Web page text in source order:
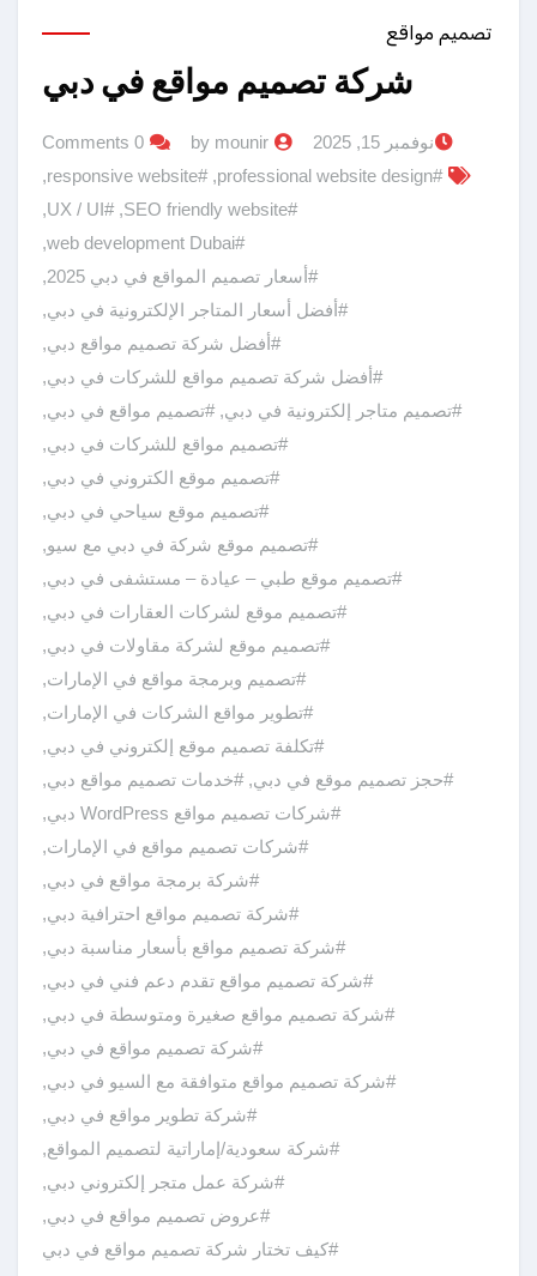
تصميم مواقع
شركة تصميم مواقع في دبي
نوفمبر 15, 2025 by mounir
0 Comments
#professional website design
,
#responsive website
,
#SEO friendly website
,
#UX / UI
,
#web development Dubai
,
#أسعار تصميم المواقع في دبي 2025
,
#أفضل أسعار المتاجر الإلكترونية في دبي,
#أفضل شركة تصميم مواقع دبي,
#أفضل شركة تصميم مواقع للشركات في دبي,
#تصميم متاجر إلكترونية في دبي,#تصميم مواقع في دبي,
#تصميم مواقع للشركات في دبي,
#تصميم موقع الكتروني في دبي,
#تصميم موقع سياحي في دبي,
#تصميم موقع شركة في دبي مع سيو,
#تصميم موقع طبي – عيادة – مستشفى في دبي,
#تصميم موقع لشركات العقارات في دبي,
#تصميم موقع لشركة مقاولات في دبي,
#تصميم وبرمجة مواقع في الإمارات,
#تطوير مواقع الشركات في الإمارات,
#تكلفة تصميم موقع إلكتروني في دبي,
#حجز تصميم موقع في دبي,#خدمات تصميم مواقع دبي,
#شركات تصميم مواقع WordPress دبي
,
#شركات تصميم مواقع في الإمارات,
#شركة برمجة مواقع في دبي,
#شركة تصميم مواقع احترافية دبي,
#شركة تصميم مواقع بأسعار مناسبة دبي,
#شركة تصميم مواقع تقدم دعم فني في دبي,
#شركة تصميم مواقع صغيرة ومتوسطة في دبي,
#شركة تصميم مواقع في دبي,
#شركة تصميم مواقع متوافقة مع السيو في دبي,
#شركة تطوير مواقع في دبي,
#شركة سعودية/إماراتية لتصميم المواقع,
#شركة عمل متجر إلكتروني دبي,
#عروض تصميم مواقع في دبي,
#كيف تختار شركة تصميم مواقع في دبي